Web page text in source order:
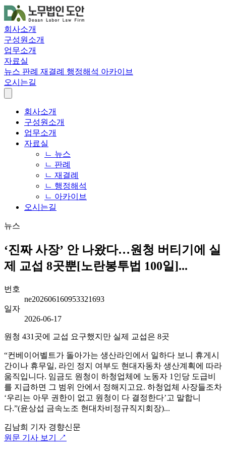
회사소개
구성원소개
업무소개
자료실
뉴스 판례 재결례 행정해석 아카이브
오시는길
회사소개
구성원소개
업무소개
자료실
ㄴ 뉴스
ㄴ 판례
ㄴ 재결례
ㄴ 행정해석
ㄴ 아카이브
오시는길
뉴스
‘진짜 사장’ 안 나왔다…원청 버티기에 실
제 교섭 8곳뿐[노란봉투법 100일]...
번호
ne202606160953321693
일자
2026-06-17
원청 431곳에 교섭 요구했지만 실제 교섭은 8곳
“컨베이어벨트가 돌아가는 생산라인에서 일하다 보니 휴게시
간이나 휴무일, 라인 정지 여부도 현대자동차 생산계획에 따라
움직입니다. 임금도 원청이 하청업체에 노동자 1인당 도급비
를 지급하면 그 범위 안에서 정해지고요. 하청업체 사장들조차
‘우리는 아무 권한이 없고 원청이 다 결정한다’고 말합니
다.”(윤상섭 금속노조 현대차비정규직지회장)...
김남희 기자 경향신문
원문 기사 보기 ↗